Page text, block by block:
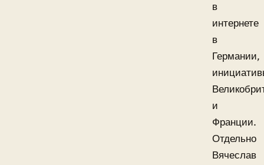
в
интернете
в
Германии,
и
Франции.
Отдельно
Вячеслав